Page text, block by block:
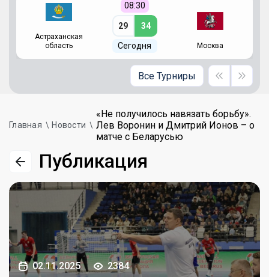
Астраханская
область
08:30
29 34
Сегодня Москва
Все Турниры
Главная Новости
«Не получилось навязать борьбу».
Лев Воронин и Дмитрий Ионов – о
матче с Беларусью
Публикация
02.11.2025
2384